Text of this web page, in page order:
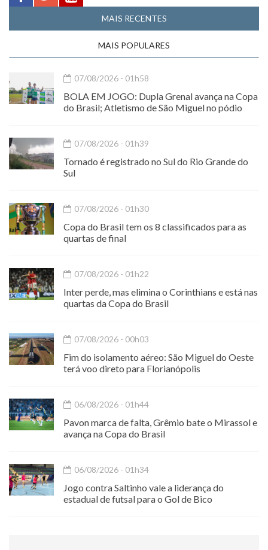
MAIS RECENTES
MAIS POPULARES
07/08/2026 - 01h58
BOLA EM JOGO: Dupla Grenal avança na Copa
do Brasil; Atletismo de São Miguel no pódio
07/08/2026 - 01h39
Tornado é registrado no Sul do Rio Grande do
Sul
07/08/2026 - 01h30
Copa do Brasil tem os 8 classificados para as
quartas de final
07/08/2026 - 01h22
Inter perde, mas elimina o Corinthians e está nas
quartas da Copa do Brasil
07/08/2026 - 00h03
Fim do isolamento aéreo: São Miguel do Oeste
terá voo direto para Florianópolis
06/08/2026 - 01h44
Pavon marca de falta, Grêmio bate o Mirassol e
avança na Copa do Brasil
06/08/2026 - 01h34
Jogo contra Saltinho vale a liderança do
estadual de futsal para o Gol de Bico